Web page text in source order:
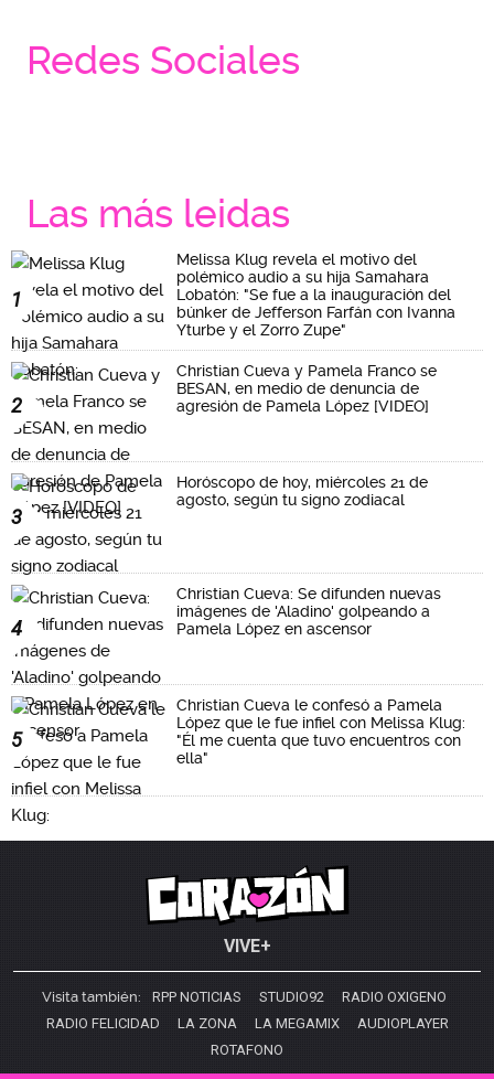
Redes Sociales
Las más leidas
1
Melissa Klug revela el motivo del
polémico audio a su hija Samahara
Lobatón: "Se fue a la inauguración del
búnker de Jefferson Farfán con Ivanna
Yturbe y el Zorro Zupe"
2
Christian Cueva y Pamela Franco se
BESAN, en medio de denuncia de
agresión de Pamela López [VIDEO]
3
Horóscopo de hoy, miércoles 21 de
agosto, según tu signo zodiacal
4
Christian Cueva: Se difunden nuevas
imágenes de 'Aladino' golpeando a
Pamela López en ascensor
5
Christian Cueva le confesó a Pamela
López que le fue infiel con Melissa Klug:
"Él me cuenta que tuvo encuentros con
ella"
VIVE+
Visita también: RPP NOTICIAS STUDIO92
RADIO OXIGENO
RADIO FELICIDAD
LA ZONA LA MEGAMIX
AUDIOPLAYER
ROTAFONO